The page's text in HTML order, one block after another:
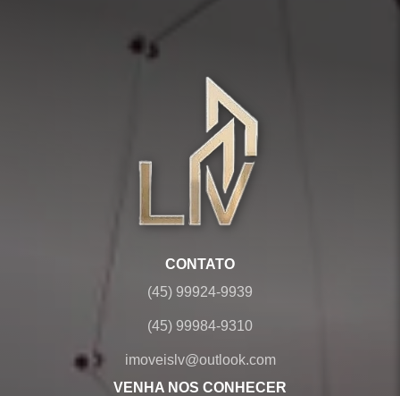
CONTATO
(45) 99924-9939
(45) 99984-9310
imoveislv@outlook.com
VENHA NOS CONHECER